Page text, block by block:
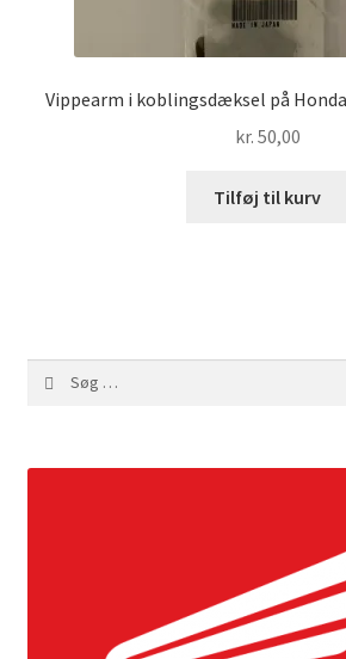
Vippearm i koblingsdæksel på
kr. 50,00
Tilføj til kurv